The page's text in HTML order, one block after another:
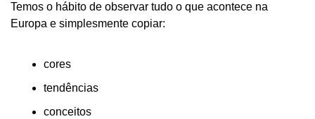
Temos o hábito de observar tudo o que acontece na
Europa e simplesmente copiar:
cores
tendências
conceitos